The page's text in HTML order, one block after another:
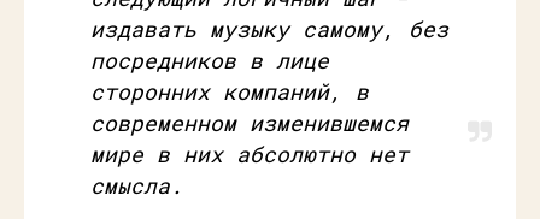
издавать музыку самому, без
посредников в лице
сторонних компаний, в
современном изменившемся
мире в них абсолютно нет
смысла.